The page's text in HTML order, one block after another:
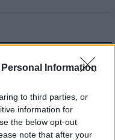
Information
to third parties, or
information for
the below opt-out
note that after your